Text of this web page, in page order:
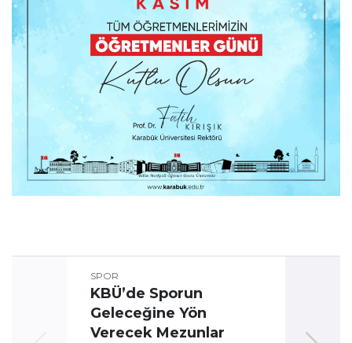
SPOR
KBÜ’de Sporun
Geleceğine Yön
Verecek Mezunlar